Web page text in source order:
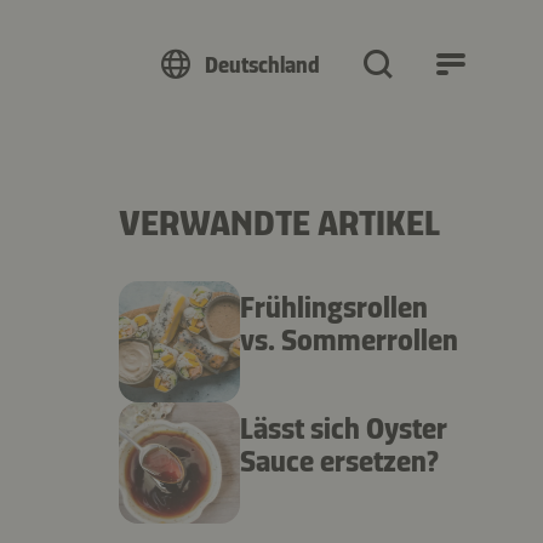
Deutschland
VERWANDTE ARTIKEL
Frühlingsrollen
vs. Sommerrollen
Lässt sich Oyster
Sauce ersetzen?